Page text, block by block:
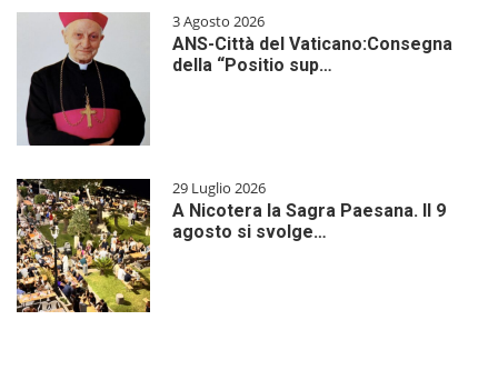
3 Agosto 2026
ANS-Città del Vaticano:Consegna
della “Positio sup…
29 Luglio 2026
A Nicotera la Sagra Paesana. Il 9
agosto si svolge…